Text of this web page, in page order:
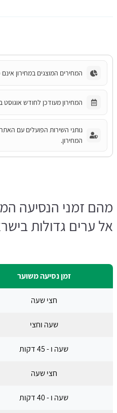
המחירים המוצגים במחירון
המחירון מעודכן לחודש אוגוסט
נותני השירות הפועלים עם
המחירון.
מהם זמני הנסיעה
אל ערים גדולות
זמן נסיעה משוער
חצי שעה
שעה וחצי
שעה ו - 45 דקות
חצי שעה
שעה ו - 40 דקות